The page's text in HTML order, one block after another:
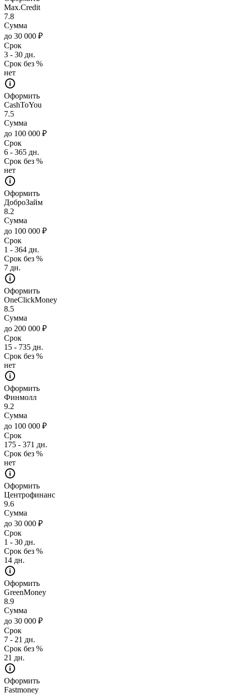
Max.Credit
7.8
Сумма
до 30 000 ₽
Срок
3 - 30 дн.
Срок без %
нет
Оформить
CashToYou
7.5
Сумма
до 100 000 ₽
Срок
6 - 365 дн.
Срок без %
нет
Оформить
ДоброЗайм
8.2
Сумма
до 100 000 ₽
Срок
1 - 364 дн.
Срок без %
7 дн.
Оформить
OneClickMoney
8.5
Сумма
до 200 000 ₽
Срок
15 - 735 дн.
Срок без %
нет
Оформить
Финмолл
9.2
Сумма
до 100 000 ₽
Срок
175 - 371 дн.
Срок без %
нет
Оформить
Центрофинанс
9.6
Сумма
до 30 000 ₽
Срок
1 - 30 дн.
Срок без %
14 дн.
Оформить
GreenMoney
8.9
Сумма
до 30 000 ₽
Срок
7 - 21 дн.
Срок без %
21 дн.
Оформить
Fastmoney